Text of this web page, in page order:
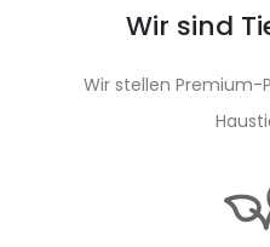
Wir sind
Wir stellen